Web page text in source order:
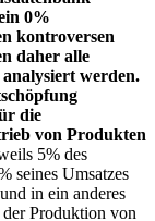
0%
kontroversen
daher alle
werden.
die
von Produkten
5% des
seines Umsatzes
in ein anderes
Produktion von